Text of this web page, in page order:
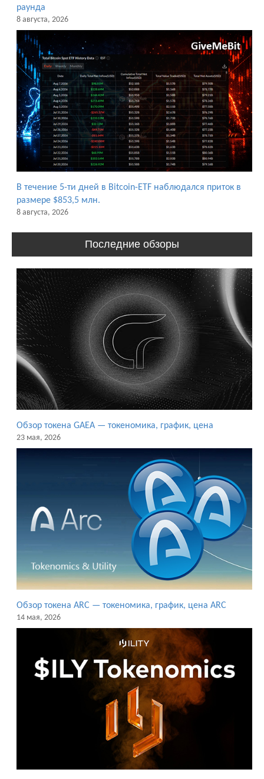
раунда
8 августа, 2026
В течение 5-ти дней в Bitcoin-ETF наблюдался приток в
размере $853,5 млн.
8 августа, 2026
Последние обзоры
Обзор токена GAEA — токеномика, график, цена
23 мая, 2026
Обзор токена ARC — токеномика, график, цена ARC
14 мая, 2026